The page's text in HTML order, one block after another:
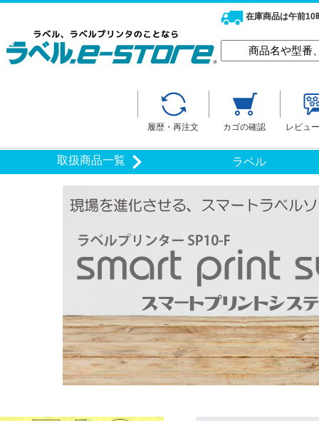
在庫商品は午前10
履歴・再注文 カゴの確認 レビュ
取扱商品一覧 ラベル